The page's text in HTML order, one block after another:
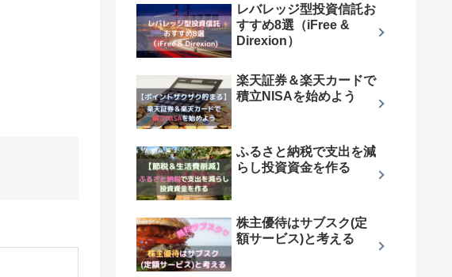
レバレッジ型投資信託お
すすめ8選（iFree &
Direxion）
楽天証券＆楽天カードで
積立NISAを始めよう
ふるさと納税で支出を減
らし投資資金を作る
株主優待はサブスク(定
額サービス)と考える